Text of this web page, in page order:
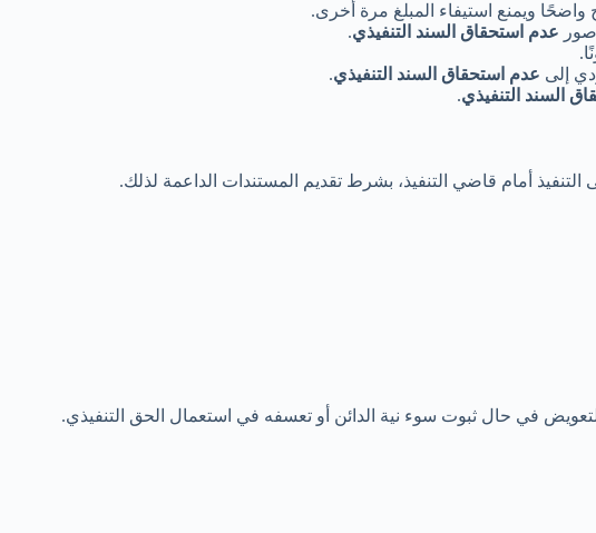
واضحًا ويمنع استيفاء المبلغ مرة أخرى.
عدم استحقاق السند التنفيذي.
إلى عدم استحقاق السند التنفيذي.
السند التنفيذي.
أمام قاضي التنفيذ، بشرط تقديم المستندات الداعمة لذلك.
في حال ثبوت سوء نية الدائن أو تعسفه في استعمال الحق التنفيذي.